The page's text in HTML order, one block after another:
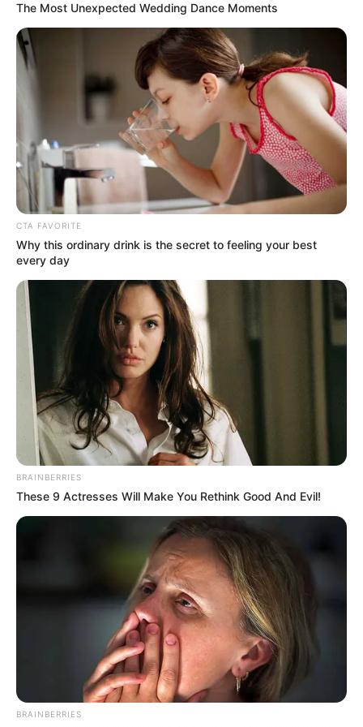
Geschichte, wieaus Burgen Schlösser wurden
Ferienwohnungen, Ferienhäuser und Unterkünfte gibt
es unterwww.tourist-online.de
Deutschlandweit Veranstaltung kostenlos
eintragen:
Wäre es nicht besser, wenn sich die Präsidenten und
statt mit ihren Herdenarmeen so viele andere Menschen
weitere Kalauer
Quermania folgen: Impressum & Kontakt
Smartphone Startseite
The Most Unexpected Wedding Dance Moments
CTA FAVORITE
Why this ordinary drink is the secret to feeling your best
every day
BRAINBERRIES
These 9 Actresses Will Make You Rethink Good And Evil!
BRAINBERRIES